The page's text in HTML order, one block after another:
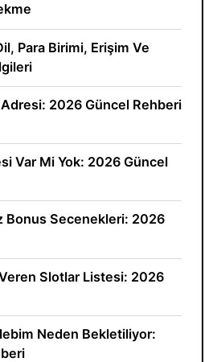
Para Birimi, Erişim Ve
2026 Güncel Rehberi
Var Mi Yok: 2026 Güncel
Bonus Secenekleri: 2026
Slotlar Listesi: 2026
Neden Bekletiliyor: